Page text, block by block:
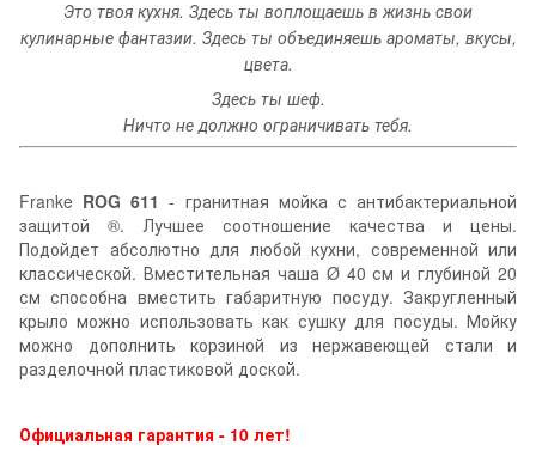
Это твоя кухня. Здесь ты воплощаешь в жизнь свои
кулинарные фантазии. Здесь ты объединяешь ароматы, вкусы,
цвета.
Здесь ты шеф.
Ничто не должно ограничивать тебя.
Franke ROG 611- гранитная мойка с антибактериальной
защитой ®. Лучшее соотношение качества и цены.
Подойдет абсолютно для любой кухни, современной или
классической. Вместительная чаша Ø 40 см и глубиной 20
см способна вместить габаритную посуду. Закругленный
крыло можно использовать как сушку для посуды. Мойку
можно дополнить корзиной из нержавеющей стали и
разделочной пластиковой доской.
Официальная гарантия - 10 лет!